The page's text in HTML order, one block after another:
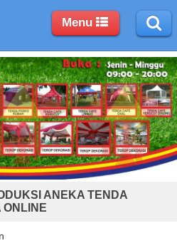
ANEKA TENDA
ONLINE
Menu